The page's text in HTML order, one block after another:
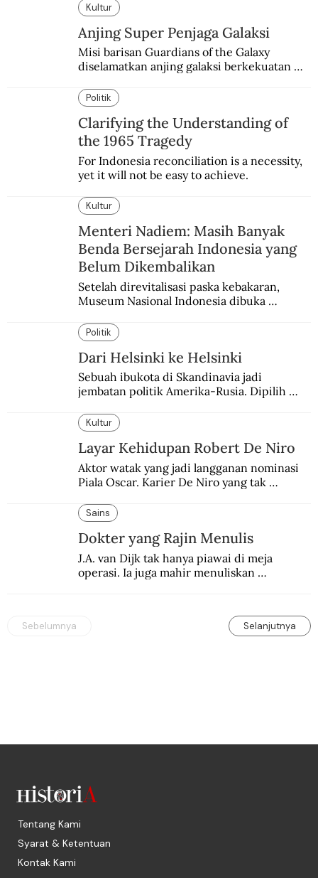
Kultur
Anjing Super Penjaga Galaksi
Misi barisan Guardians of the Galaxy
diselamatkan anjing galaksi berkekuatan
si martir antariksa Soviet.
Politik
Clarifying the Understanding of
the 1965 Tragedy
For Indonesia reconciliation is a necessity,
yet it will not be easy to achieve.
Kultur
Menteri Nadiem: Masih Banyak
Benda Bersejarah Indonesia yang
Belum Dikembalikan
Setelah direvitalisasi paska kebakaran,
Museum Nasional Indonesia dibuka
Pameran Repatriasi 2024.
Politik
Dari Helsinki ke Helsinki
Sebuah ibukota di Skandinavia jadi
jembatan politik Amerika-Rusia. Dipilih
Kultur
Layar Kehidupan Robert De Niro
Aktor watak yang jadi langganan nominasi
Piala Oscar. Karier De Niro yang tak
lebih dari setengah abad.
Sains
Dokter yang Rajin Menulis
J.A. van Dijk tak hanya piawai di meja
operasi. Ia juga mahir menuliskan
Sebelumnya Selanjutnya
Tentang Kami
Syarat & Ketentuan
Kontak Kami